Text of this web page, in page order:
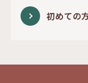
初めての